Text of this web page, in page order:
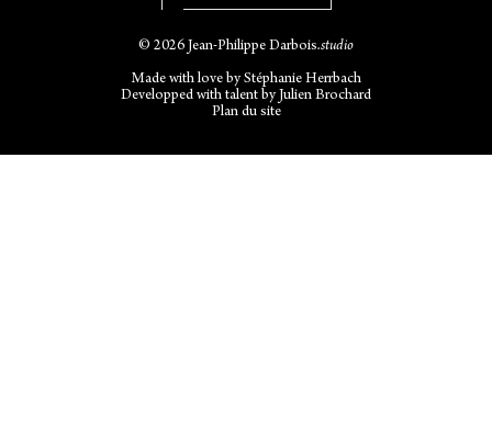
© 2026 Jean-Philippe Darbois.studio
Made with love byStéphanie Herrbach
Developped with talent by Julien Brochard
Plan du site